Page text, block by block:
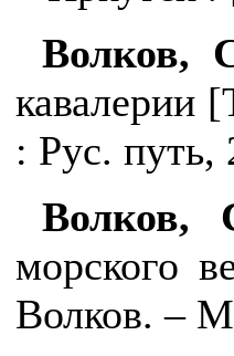
Волков,
кавалерии
: Рус. путь,
Волков,
морского
Волков. –